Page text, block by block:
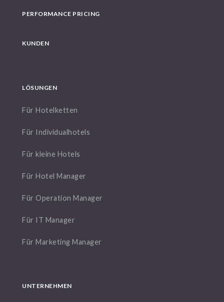
PERFORMANCE PRICING
KUNDEN
LÖSUNGEN
Für Hotelketten
Für Individualhotels
Für kleine Hotels
Für Hotel Manager
Für Operation Manager
Für IT Manager
Für Marketing Manager
UNTERNEHMEN